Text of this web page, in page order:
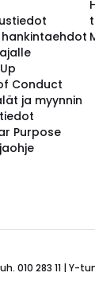
hankintaehdot
Conduct
ja myynnin
Purpose
010 283 11 | Y-